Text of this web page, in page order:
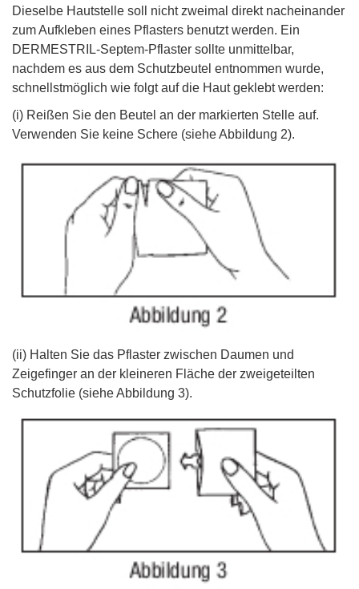
Dieselbe Hautstelle soll nicht zweimal direkt nacheinander
zum Aufkleben eines Pflasters benutzt werden. Ein
DERMESTRIL-Septem-Pflaster sollte unmittelbar,
nachdem es aus dem Schutzbeutel entnommen wurde,
schnellstmöglich wie folgt auf die Haut geklebt werden:
(i) Reißen Sie den Beutel an der markierten Stelle auf.
Verwenden Sie keine Schere (siehe Abbildung 2).
(ii) Halten Sie das Pflaster zwischen Daumen und
Zeigefinger an der kleineren Fläche der zweigeteilten
Schutzfolie (siehe Abbildung 3).